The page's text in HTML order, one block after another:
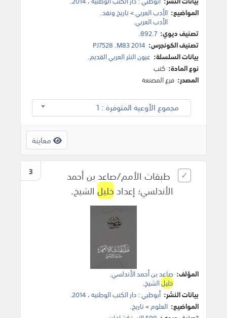
المواضيع: الأدب العربي>تاريخ ونقد.
الأدب العربي.
تصنيف ديوي: 892.7.
تصنيف الكونجرس: PJ7528 .M83 2014
بيانات السلسلة: عيون النثر العربي القديم.
نوع المادة: كتب
المصدر: فرع المصنعة
مجموع الأوعية المتوفرة : 1
معاينة
3
طبقات الأمم/صاعد بن أحمد
الأندلسي؛ إعدادخليل الشيخ.
المؤلف: صاعد بن أحمد الأندلسي.
خليلالشيخ.
بيانات النشر: أبوظبي:دار الكتب الوطنية، 2014
.
المواضيع: العلوم>تاريخ.